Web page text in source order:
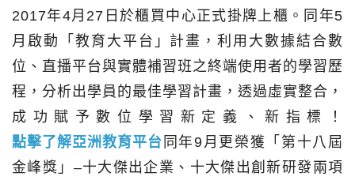
2017年4月27日於櫃買中心正式掛牌上櫃。同年5
月啟動「教育大平台」計畫，利用大數據結合數
位、直播平台與實體補習班之終端使用者的學習歷
程，分析出學員的最佳學習計畫，透過虛實整合，
成功賦予數位學習新定義、新指標！
點擊了解亞洲教育平台 同年9月更榮獲「第十八屆
金峰獎」–十大傑出企業、十大傑出創新研發兩項